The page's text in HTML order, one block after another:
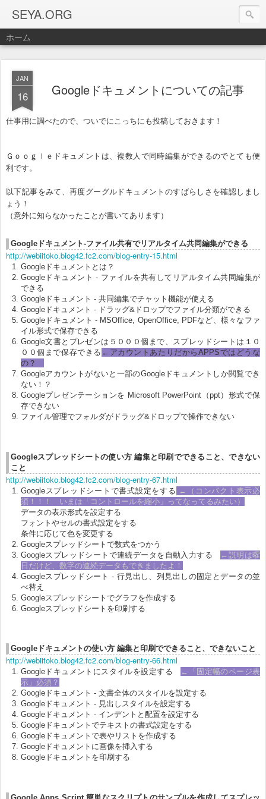
SEYA.ORG
ホーム
JAN
16 Googleドキュメントについての記事
仕事用に調べたので、ついでにこっちにも投稿しておきます！
Ｇｏｏｇｌｅドキュメントは、複数人で同時編集ができるのでとても便
利です。
以下記事をみて、再度グーグルドキュメントのすばらしさを確認しまし
ょう！
（意外に知らなかったことが書いてあります）
Googleドキュメント-ファイル共有でリアルタイム共同編集ができる
http://webiitoko.blog42.fc2.com/blog-entry-15.html
Googleドキュメントとは？
Googleドキュメント - ファイルを共有してリアルタイム共同編集が
できる
Googleドキュメント - 共同編集でチャット機能が使える
Googleドキュメント - ドラッグ&ドロップでファイル分類ができる
Googleドキュメント - MSOffice, OpenOffice, PDFなど、様々なファ
イル形式で保存できる
Google文書とプレゼンは５０００個まで、スプレッドシートは１０
００個まで保存できる ←アカウントあたりだからAPPSではどうな
の？
Googleアカウントがないと一部のGoogleドキュメントしか閲覧でき
ない！？
Googleプレゼンテーションを Microsoft PowerPoint（ppt）形式で保
存できない
ファイル管理でフォルダがドラッグ&ドロップで操作できない
Googleスプレッドシートの使い方 編集と印刷でできること、できない
こと
http://webiitoko.blog42.fc2.com/blog-entry-67.html
Googleスプレッドシートで書式設定をする ←（コンパクト表示必
須！！！ いまは「コントロールを縮小」ってなってるみたい）
データの表示形式を設定する
フォントやセルの書式設定をする
条件に応じて色を変更する
Googleスプレッドシートで数式をつかう
Googleスプレッドシートで連続データを自動入力する
←説明は曜
日だけど、数字の連続データもできましたよ！
Googleスプレッドシート - 行見出し、列見出しの固定とデータの並
べ替え
Googleスプレッドシートでグラフを作成する
Googleスプレッドシートを印刷する
Googleドキュメントの使い方 編集と印刷でできること、できないこと
http://webiitoko.blog42.fc2.com/blog-entry-66.html
Googleドキュメントにスタイルを設定する
←「固定幅のページ表
示」必須？
Googleドキュメント - 文書全体のスタイルを設定する
Googleドキュメント - 見出しスタイルを設定する
Googleドキュメント - インデントと配置を設定する
Googleドキュメントでテキストの書式設定をする
Googleドキュメントで表やリストを作成する
Googleドキュメントに画像を挿入する
Googleドキュメントを印刷する